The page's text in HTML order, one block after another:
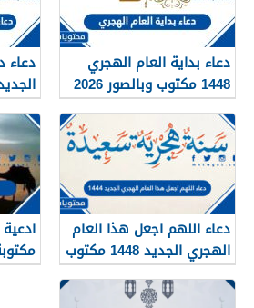
دعاء بداية العام الهجري
1448 مكتوب وبالصور 2026
دعاء
الجديد
دعاء اللهم اجعل هذا العام
الهجري الجديد 1448 مكتوب
مكتوبة